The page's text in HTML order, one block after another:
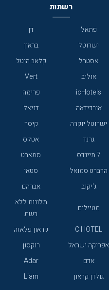
רשתות
פתאל
דן
ישרוטל
בראון
אסטרל
קלאב הוטל
אוליב
Vert
icHotels
פרימה
אורכידאה
דניאל
ישרוטל יוקרה
קיסר
גרנד
אטלס
7 מיינדס
סמארט
הרברט סמואל
סטאי
ג'יקוב
אברהם
מטיילים
מלונות ללא
רשת
C HOTEL
קראון פלאזה
אפריקה ישראל
רוקסון
אדם
Adar
גולדן קראון
Liam